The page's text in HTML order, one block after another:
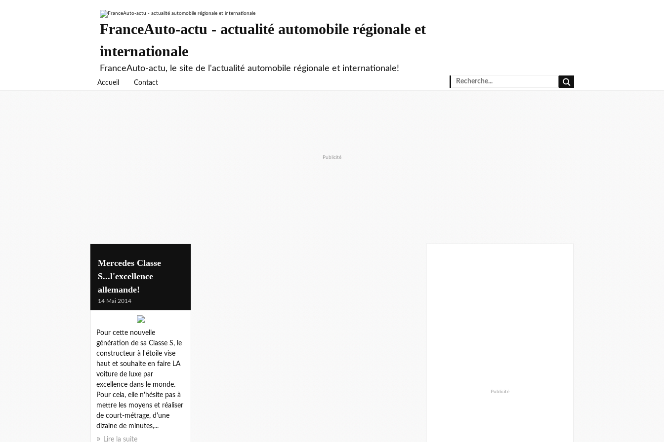
FranceAuto-actu - actualité automobile régionale et
internationale
FranceAuto-actu, le site de l'actualité automobile régionale et internationale!
Accueil Contact
Publicité
Mercedes Classe
S...l'excellence
allemande!
14 Mai 2014
Pour cette nouvelle
génération de sa Classe S, le
constructeur à l'étoile vise
haut et souhaite en faire LA
voiture de luxe par
excellence dans le monde.
Pour cela, elle n'hésite pas à
mettre les moyens et réaliser
de court-métrage, d'une
dizaine de minutes,...
Lire la suite
Publicité